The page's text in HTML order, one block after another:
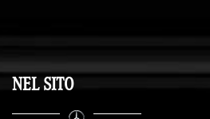
NEL SITO